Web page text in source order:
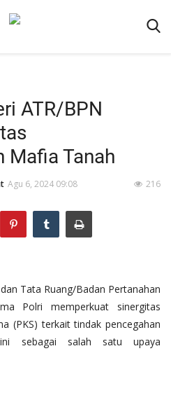
ATR/BPN
Mafia Tanah
Agu 6, 2024 09:08 216
Tata Ruang/Badan Pertanahan
Polri memperkuat sinergitas
(PKS) terkait tindak pencegahan
sebagai salah satu upaya